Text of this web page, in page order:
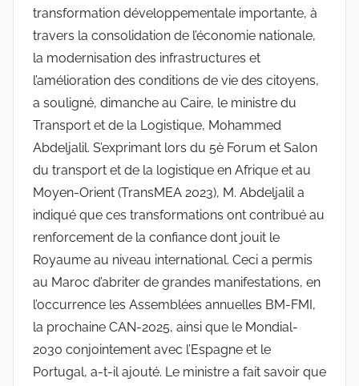
transformation développementale importante, à
travers la consolidation de l’économie nationale,
la modernisation des infrastructures et
l’amélioration des conditions de vie des citoyens,
a souligné, dimanche au Caire, le ministre du
Transport et de la Logistique, Mohammed
Abdeljalil. S’exprimant lors du 5è Forum et Salon
du transport et de la logistique en Afrique et au
Moyen-Orient (TransMEA 2023), M. Abdeljalil a
indiqué que ces transformations ont contribué au
renforcement de la confiance dont jouit le
Royaume au niveau international. Ceci a permis
au Maroc d’abriter de grandes manifestations, en
l’occurrence les Assemblées annuelles BM-FMI,
la prochaine CAN-2025, ainsi que le Mondial-
2030 conjointement avec l’Espagne et le
Portugal, a-t-il ajouté. Le ministre a fait savoir que